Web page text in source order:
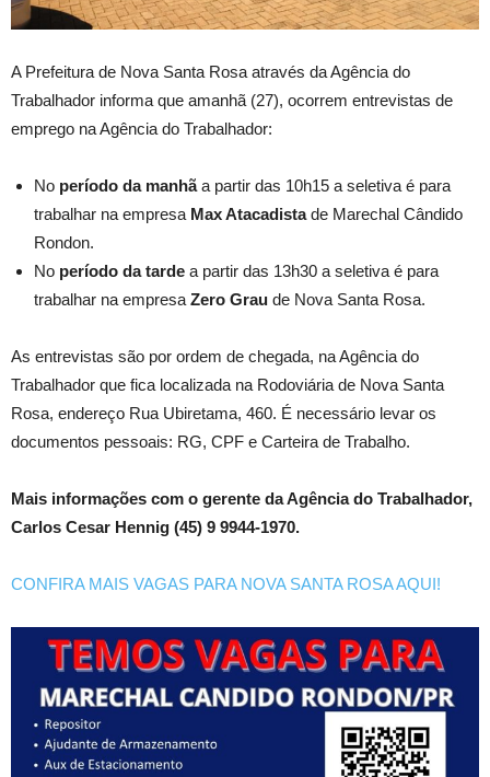
A Prefeitura de Nova Santa Rosa através da Agência do
Trabalhador informa que amanhã (27), ocorrem entrevistas de
emprego na Agência do Trabalhador:
No período da manhãa partir das 10h15 a seletiva é para
trabalhar na empresa Max Atacadistade Marechal Cândido
Rondon.
No período da tarde a partir das 13h30 a seletiva é para
trabalhar na empresa Zero Grau de Nova Santa Rosa.
As entrevistas são por ordem de chegada, na Agência do
Trabalhador que fica localizada na Rodoviária de Nova Santa
Rosa, endereço Rua Ubiretama, 460. É necessário levar os
documentos pessoais: RG, CPF e Carteira de Trabalho.
Mais informações com o gerente da Agência do Trabalhador,
Carlos Cesar Hennig (45) 9 9944-1970.
CONFIRA MAIS VAGAS PARA NOVA SANTA ROSA AQUI!